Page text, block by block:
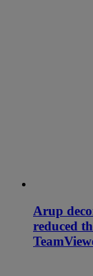
Arup
reduced